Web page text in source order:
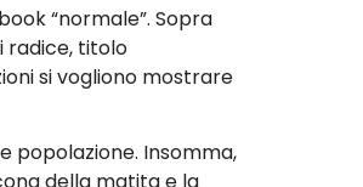
“normale”. Sopra
radice, titolo
si vogliono mostrare
popolazione. Insomma,